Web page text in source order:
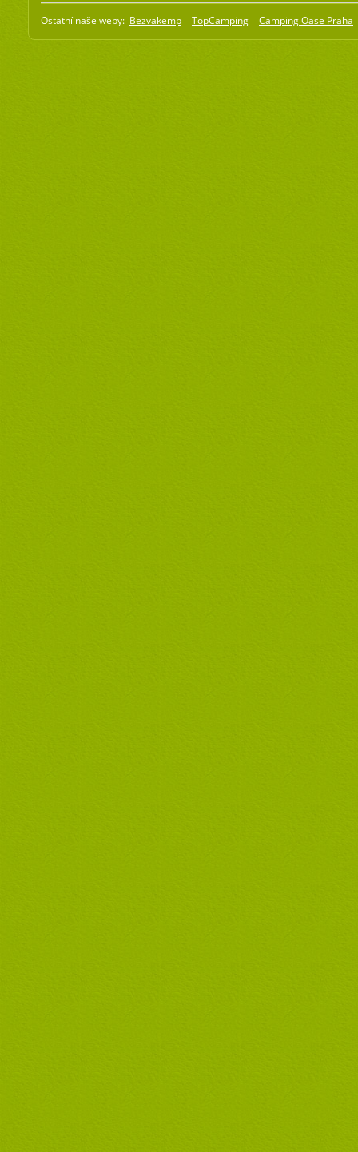
Ostatní naše weby: Bezvakemp TopCamping Camping Oase Praha